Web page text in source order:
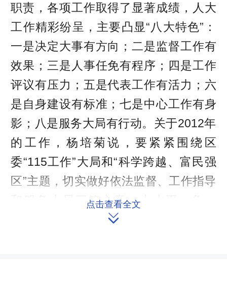
职责，各项工作取得了显著成绩，人大
工作精彩纷呈，主要凸显“八大特色”：
一是决定大事有方向；二是监督工作有
效果；三是人事任免有程序；四是工作
评议有压力；五是代表工作有活力；六
是自身建设有标准；七是中心工作有身
影；八是服务大局有行动。关于2012年
的工作，杨培菊说，要紧紧围绕区
委“115工作”大局和“科学跨越、富民强
区”主题，切实做好依法监督、工作指导
和服务大局三篇文章，上水平，争一
流，作贡献，努力把君山区建设成为洞
点击查看全文
